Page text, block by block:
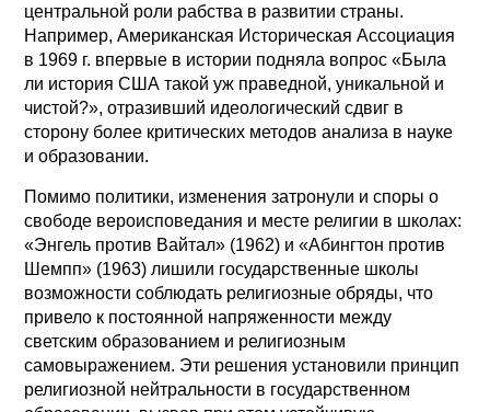
центральной роли рабства в развитии страны.
Например, Американская Историческая Ассоциация
в 1969 г. впервые в истории подняла вопрос «Была
ли история США такой уж праведной, уникальной и
чистой?», отразивший идеологический сдвиг в
сторону более критических методов анализа в науке
и образовании.
Помимо политики, изменения затронули и споры о
свободе вероисповедания и месте религии в школах:
«Энгель против Вайтал» (1962) и «Абингтон против
Шемпп» (1963) лишили государственные школы
возможности соблюдать религиозные обряды, что
привело к постоянной напряженности между
светским образованием и религиозным
самовыражением. Эти решения установили принцип
религиозной нейтральности в государственном